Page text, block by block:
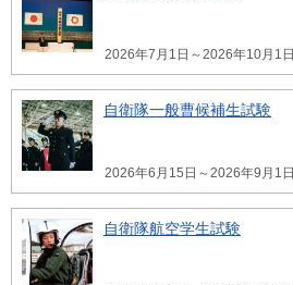
2026年7月1日～2026年10月1日
自衛隊一般曹候補生試験
2026年6月15日～2026年9月1日
自衛隊航空学生試験